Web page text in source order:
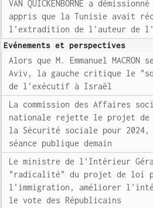
VAN QUICKENBORNE a
appris que la Tunisie avait
l'extradition de l'auteur de
Evénements et perspectives
Alors que M. Emmanuel
Aviv, la gauche critique le
de l'exécutif à Israël
La commission des Affaires
nationale rejette le projet de
la Sécurité sociale pour 2024,
séance publique demain
Le ministre de l'Intérieur
"radicalité" du projet de loi
l'immigration, améliorer
le vote des Républicains